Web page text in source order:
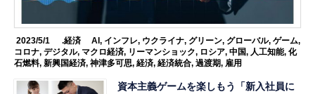
2023/5/1 .経済 AI , インフレ, ウクライナ, グリーン, グローバル, ゲーム,
コロナ,デジタル, マクロ経済, リーマンショック, ロシア,中国, 人工知能,化
石燃料,新興国経済,神津多可思,経済,経済統合,過渡期, 雇用
資本主義ゲームを楽しもう「新入社員に